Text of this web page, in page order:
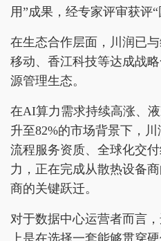
用”成果，经专家评审获评“
在生态合作层面，川润已
移动、香江科技等达成战
源管理生态。
在AI算力需求持续高涨、
升至82%的市场背景下，
流程服务资质、全球化交
力，正在完成从散热设备
商的关键跃迁。
对于数据中心运营者而言
上是在选择一套能够贯穿